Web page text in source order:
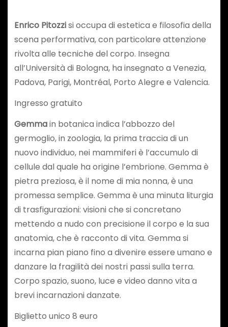
Enrico Pitozzisi occupa di estetica e filosofia della
scena performativa, con particolare attenzione
rivolta alle tecniche del corpo. Insegna
all’Università di Bologna, ha insegnato a Venezia,
Padova, Parigi, Montréal, Porto Alegre e Valencia.
Ingresso gratuito
Gemmain botanica indica l’abbozzo del
germoglio, in zoologia, la prima traccia di un
nuovo individuo, nei mammiferi è l’accumulo di
cellule dal quale ha origine l’embrione. Gemma è
pietra preziosa, è il nome di mia nonna, è una
promessa semplice. Gemma è una minuta liturgia
di trasfigurazioni: visioni che si concretano
mettendo a nudo con precisione il corpo e la sua
anatomia, che è racconto di vita. Gemma si
incarna pian piano fino a divenire essere umano e
danzare la fragilità dei nostri passi sulla terra.
Corpo spazio, suono, luce e video danno vita a
brevi incarnazioni danzate.
Biglietto unico 8 euro